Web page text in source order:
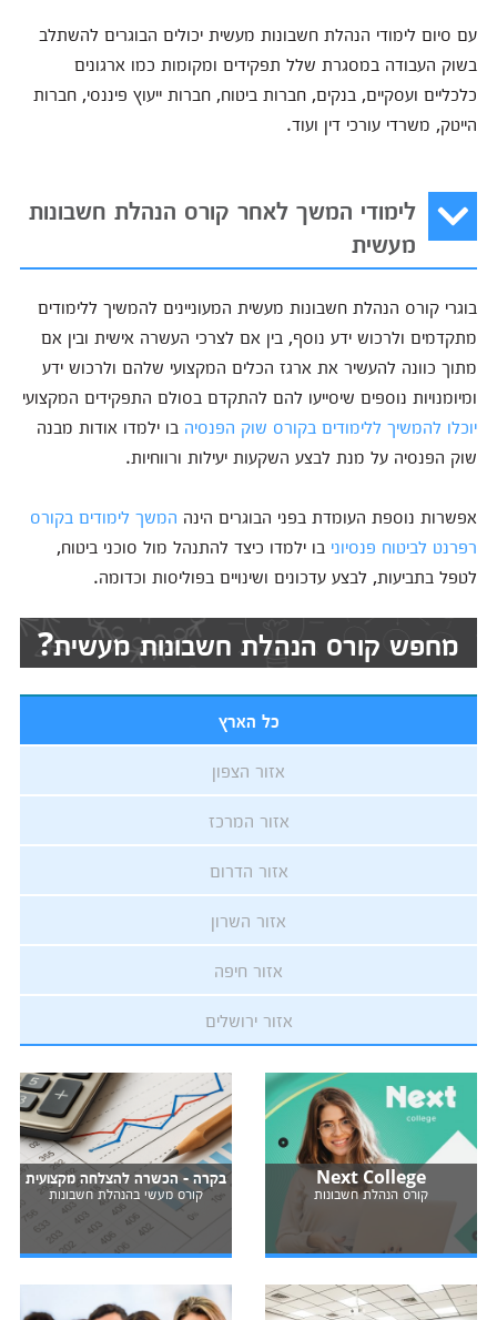
עם סיום לימודי הנהלת חשבונות מעשית יכולים הבוגרים להשתלב
בשוק העבודה במסגרת שלל תפקידים ומקומות כמו ארגונים
כלכליים ועסקיים, בנקים, חברות ביטוח, חברות ייעוץ פיננסי, חברות
הייטק, משרדי עורכי דין ועוד.
לימודי המשך לאחר קורס הנהלת חשבונות
מעשית
בוגרי קורס הנהלת חשבונות מעשית המעוניינים להמשיך ללימודים
מתקדמים ולרכוש ידע נוסף, בין אם לצרכי העשרה אישית ובין אם
מתוך כוונה להעשיר את ארגז הכלים המקצועי שלהם ולרכוש ידע
ומיומנויות נוספים שיסייעו להם להתקדם בסולם התפקידים המקצועי
יוכלו להמשיך ללימודים בקורס שוק הפנסיה בו ילמדו אודות מבנה
שוק הפנסיה על מנת לבצע השקעות יעילות ורווחיות.
אפשרות נוספת העומדת בפני הבוגרים הינה המשך לימודים בקורס
רפרנט לביטוח פנסיוני בו ילמדו כיצד להתנהל מול סוכני ביטוח,
לטפל בתביעות, לבצע עדכונים ושינויים בפוליסות וכדומה.
מחפש קורס הנהלת חשבונות מעשית?
כל הארץ
אזור הצפון
אזור המרכז
אזור הדרום
אזור השרון
אזור חיפה
אזור ירושלים
Next College
קורס הנהלת חשבונות
בקרה - הכשרה להצלחה מקצועית
קורס מעשי בהנהלת חשבונות